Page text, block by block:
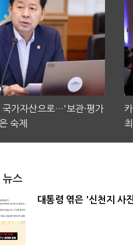
국가자산으로…'보관·평가
숙제
뉴스
대통령 엮은 '신천지 사